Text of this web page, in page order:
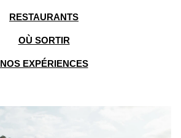
RESTAURANTS
OÙ SORTIR
NOS EXPÉRIENCES